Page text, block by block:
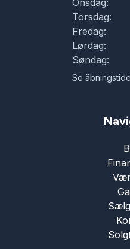
Skiltegenkendelse
Splitbagsæder
Torsdag:
Fredag:
Lørdag:
Søndag:
Se